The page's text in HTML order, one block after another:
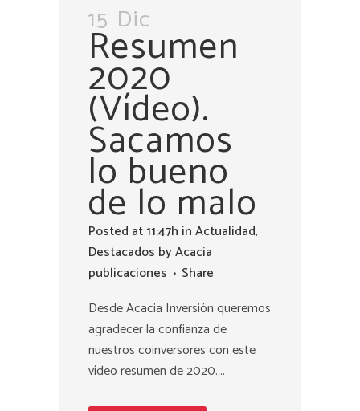
15 Dic
Resumen
2020
(Vídeo).
Sacamos
lo bueno
de lo malo
Posted at 11:47h inActualidad,
Destacados byAcacia
publicaciones
Share
Desde Acacia Inversión queremos
agradecer la confianza de
nuestros coinversores con este
vídeo resumen de 2020....